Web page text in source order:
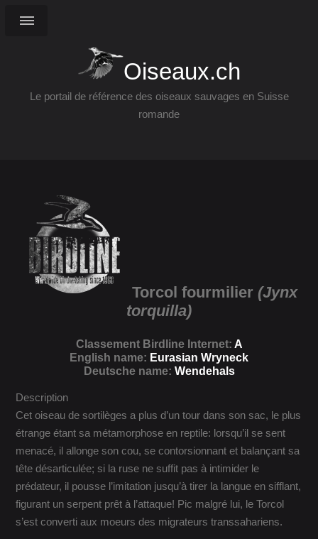
Oiseaux.ch
Le portail de référence des oiseaux sauvages en Suisse
romande
Torcol fourmilier (Jynx
torquilla)
Classement Birdline Internet: A
English name: Eurasian Wryneck
Deutsche name: Wendehals
Description
Cet oiseau de sortilèges a plus d’un tour dans son sac, le plus
étrange étant sa métamorphose en reptile: lorsqu’il se sent
menacé, il allonge son cou, se contorsionnant et balançant sa
tête désarticulée; si la ruse ne suffit pas à intimider le
prédateur, il pousse l’imitation jusqu’à tirer la langue en sifflant,
figurant un serpent prêt à l’attaque! Pic malgré lui, le Torcol
s’est converti aux moeurs des migrateurs transsahariens.